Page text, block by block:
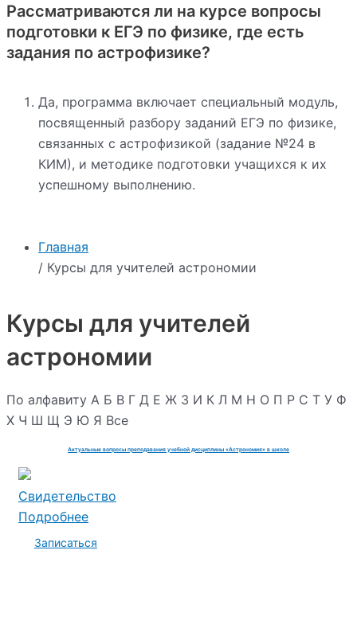
Главная
/ Курсы для учителей астрономии
Курсы для учителей
астрономии
По алфавиту А Б В Г Д Е Ж З И К Л М Н О П Р С Т У Ф
Х Ч Ш Щ Э Ю Я Все
Актуальные вопросы преподавания учебной дисциплины «Астрономия» в школе
Свидетельство
Подробнее
Записаться
Рассматриваются ли на курсе вопросы
подготовки к ЕГЭ по физике, где есть
задания по астрофизике?
Да, программа включает специальный модуль,
посвященный разбору заданий ЕГЭ по физике,
связанных с астрофизикой (задание №24 в
КИМ), и методике подготовки учащихся к их
успешному выполнению.